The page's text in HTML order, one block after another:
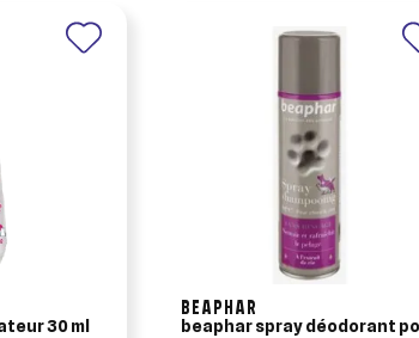
30 ml
BEAPHAR
beaphar spray déodorant